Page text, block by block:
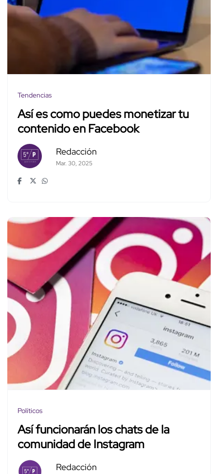
Tendencias
Así es como puedes monetizar tu
contenido en Facebook
Redacción
Mar. 30, 2025
Políticos
Así funcionarán los chats de la
comunidad de Instagram
Redacción